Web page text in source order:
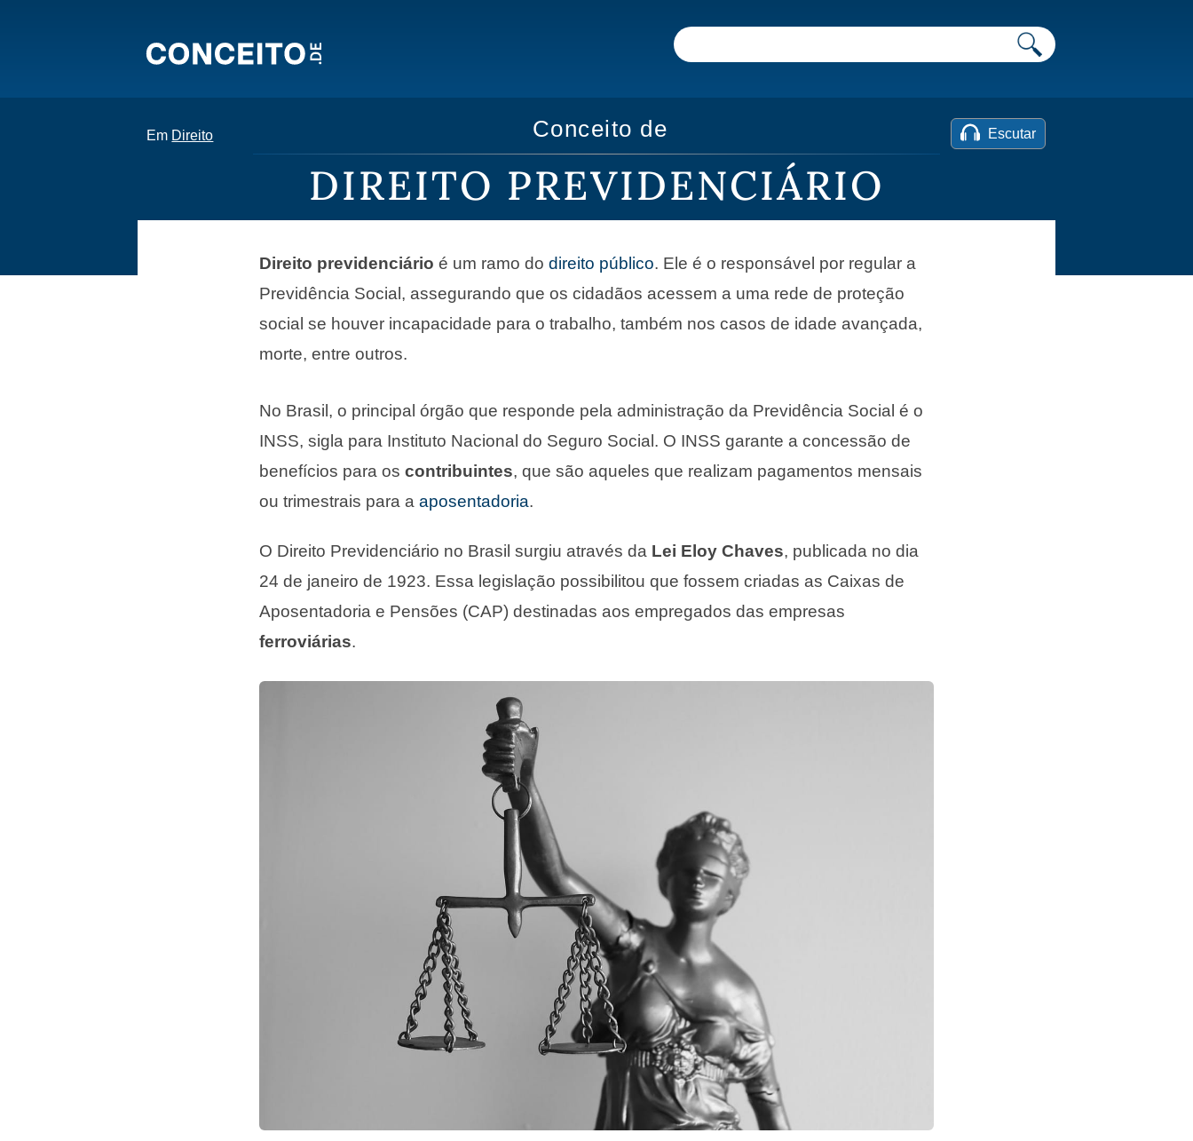
Em Direito Escutar
Conceito de
DIREITO PREVIDENCIÁRIO
Direito previdenciário é um ramo dodireito público. Ele é o responsável por regular a
Previdência Social, assegurando que os cidadãos acessem a uma rede de proteção
social se houver incapacidade para o trabalho, também nos casos de idade avançada,
morte, entre outros.
No Brasil, o principal órgão que responde pela administração da Previdência Social é o
INSS, sigla para Instituto Nacional do Seguro Social. O INSS garante a concessão de
benefícios para oscontribuintes, que são aqueles que realizam pagamentos mensais
ou trimestrais para aaposentadoria.
O Direito Previdenciário no Brasil surgiu através da Lei Eloy Chaves, publicada no dia
24 de janeiro de 1923. Essa legislação possibilitou que fossem criadas as Caixas de
Aposentadoria e Pensões (CAP) destinadas aos empregados das empresas
ferroviárias.